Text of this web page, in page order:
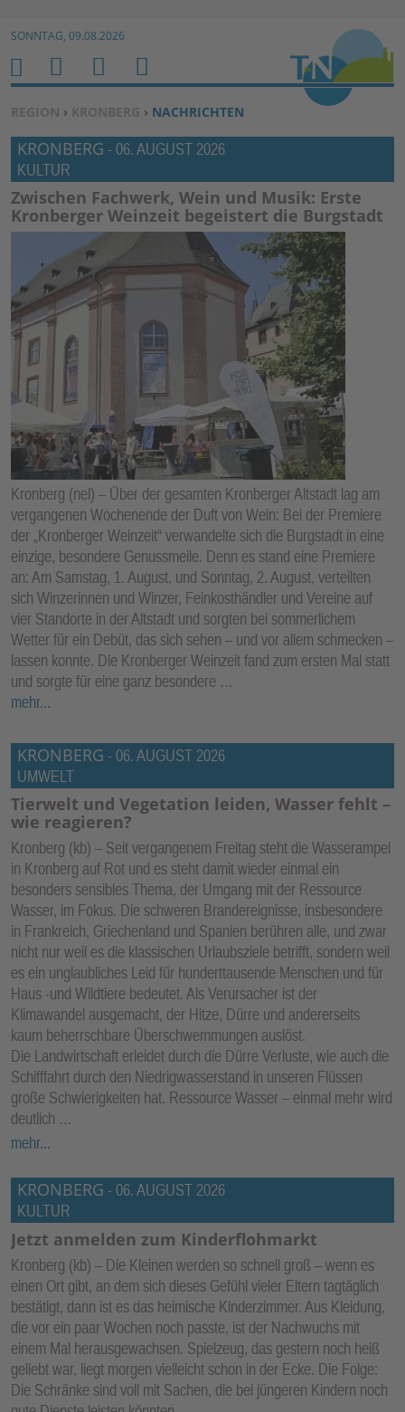
Zum Inhalt springen ↓
SONNTAG, 09.08.2026
SIE BEFINDEN SICH HIER:
REGION › KRONBERG › NACHRICHTEN
KRONBERG - 06. AUGUST 2026
KULTUR
Zwischen Fachwerk, Wein und Musik: Erste
Kronberger Weinzeit begeistert die Burgstadt
Kronberg (nel) – Über der gesamten Kronberger Altstadt lag am
vergangenen Wochenende der Duft von Wein: Bei der Premiere
der „Kronberger Weinzeit“ verwandelte sich die Burgstadt in eine
einzige, besondere Genussmeile. Denn es stand eine Premiere
an: Am Samstag, 1. August, und Sonntag, 2. August, verteilten
sich Winzerinnen und Winzer, Feinkosthändler und Vereine auf
vier Standorte in der Altstadt und sorgten bei sommerlichem
Wetter für ein Debüt, das sich sehen – und vor allem schmecken –
lassen konnte. Die Kronberger Weinzeit fand zum ersten Mal statt
und sorgte für eine ganz besondere …
mehr...
KRONBERG - 06. AUGUST 2026
UMWELT
Tierwelt und Vegetation leiden, Wasser fehlt –
wie reagieren?
Kronberg (kb) – Seit vergangenem Freitag steht die Wasserampel
in Kronberg auf Rot und es steht damit wieder einmal ein
besonders sensibles Thema, der Umgang mit der Ressource
Wasser, im Fokus. Die schweren Brandereignisse, insbesondere
in Frankreich, Griechenland und Spanien berühren alle, und zwar
nicht nur weil es die klassischen Urlaubsziele betrifft, sondern weil
es ein unglaubliches Leid für hunderttausende Menschen und für
Haus -und Wildtiere bedeutet. Als Verursacher ist der
Klimawandel ausgemacht, der Hitze, Dürre und andererseits
kaum beherrschbare Überschwemmungen auslöst.
Die Landwirtschaft erleidet durch die Dürre Verluste, wie auch die
Schifffahrt durch den Niedrigwasserstand in unseren Flüssen
große Schwierigkeiten hat. Ressource Wasser – einmal mehr wird
deutlich …
mehr...
KRONBERG - 06. AUGUST 2026
KULTUR
Jetzt anmelden zum Kinderflohmarkt
Kronberg (kb) – Die Kleinen werden so schnell groß – wenn es
einen Ort gibt, an dem sich dieses Gefühl vieler Eltern tagtäglich
bestätigt, dann ist es das heimische Kinderzimmer. Aus Kleidung,
die vor ein paar Wochen noch passte, ist der Nachwuchs mit
einem Mal herausgewachsen. Spielzeug, das gestern noch heiß
geliebt war, liegt morgen vielleicht schon in der Ecke. Die Folge:
Die Schränke sind voll mit Sachen, die bei jüngeren Kindern noch
H
O
M
E
M
E
N
U
S
U
C
H
E
N
B
E
N
U
T
Z
E
R
F
N
K
TI
O
N
E
N